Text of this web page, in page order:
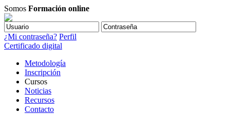
Somos Formación online
¿Mi contraseña? Perfil
Certificado digital
Metodología
Inscripción
Cursos
Noticias
Recursos
Contacto